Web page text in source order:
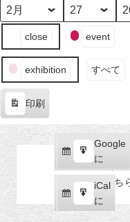
そ
の
子
た
ち
示
月
日
年
ン
の
テ
リ
ー
close event
exhibition すべて
印刷
示
Google
で
購
読
iCal
で
購
読
Google
に
エ
ク
ス
ポ
iCal
に
エ
ク
プ
こち